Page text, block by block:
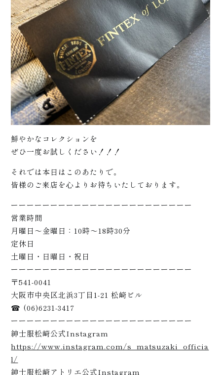
サポ
ート
鮮やかなコレクションを
ぜひ一度お試しください！！！
それでは本日はこのあたりで。
皆様のご来店を心よりお待ちいたしております。
ーーーーーーーーーーーーーーーーーーーーーーー
営業時間
月曜日〜金曜日：10時〜18時30分
定休日
土曜日・日曜日・祝日
ーーーーーーーーーーーーーーーーーーーーーーー
〒541-0041
大阪市中央区北浜3丁目1-21 松崎ビル
☎ (06)6231-3417
ーーーーーーーーーーーーーーーーーーーーーーー
紳士服松崎公式Instagram
https://www.instagram.com/s_matsuzaki_officia
l/
紳士服松崎アトリエ公式Instagram